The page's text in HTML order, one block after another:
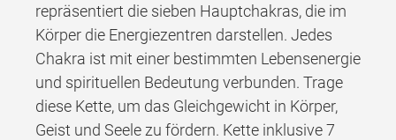
repräsentiert die sieben Hauptchakras, die im
Körper die Energiezentren darstellen. Jedes
Chakra ist mit einer bestimmten Lebensenergie
und spirituellen Bedeutung verbunden. Trage
diese Kette, um das Gleichgewicht in Körper,
Geist und Seele zu fördern. Kette inklusive 7